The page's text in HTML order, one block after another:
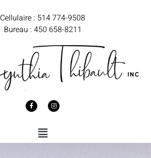
Cellulaire : 514 774-9508
Bureau : 450 658-8211